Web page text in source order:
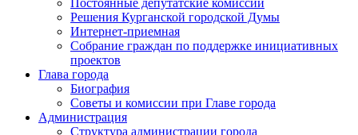
Постоянные депутатские комиссии
Решения Курганской городской Думы
Интернет-приемная
Собрание граждан по поддержке инициативных
проектов
Глава города
Биография
Советы и комиссии при Главе города
Администрация
Структура администрации города